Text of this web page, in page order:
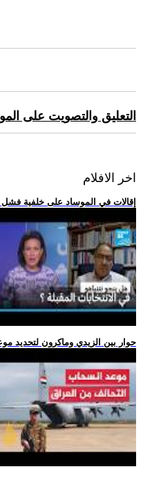
التعليق والتصويت على
اخر الافلام
.. إقالات في الموساد على خلفية فشل
.. حوار بين الزيدي وماكرون لتحديد